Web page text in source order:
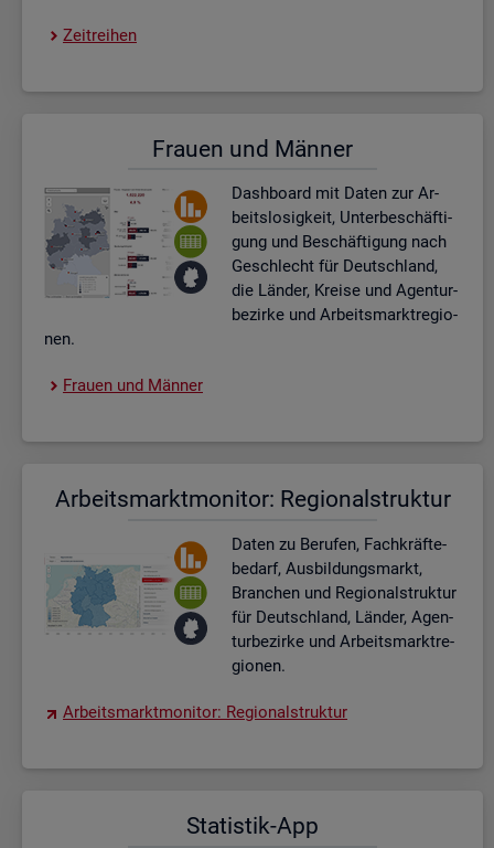
Zeit­rei­hen
Frau­en und Män­ner
Dash­board mit Daten zur Ar­
beits­lo­sig­keit, Un­ter­be­schäf­ti­
gung und Be­schäf­ti­gung nach
Ge­schlecht für Deutsch­land,
die Län­der, Krei­se und Agen­tur­
be­zir­ke und Ar­beits­markt­re­gio­
nen.
Frau­en und Män­ner
Ar­beits­markt­mo­ni­tor: Re­gio­nal­struk­tur
Daten zu Be­ru­fen, Fach­kräf­te­
be­darf, Aus­bil­dungs­markt,
Bran­chen und Re­gio­nal­struk­tur
für Deutsch­land, Län­der, Agen­
tur­be­zir­ke und Ar­beits­markt­re­
gio­nen.
Ar­beits­markt­mo­ni­tor: Re­gio­nal­struk­tur
Sta­tis­tik-App